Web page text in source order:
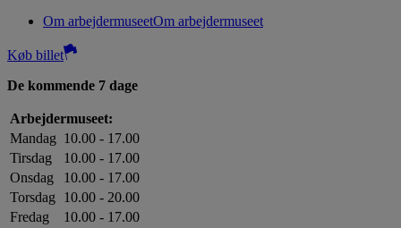
Om arbejdermuseetOm arbejdermuseet
Køb billet
De kommende 7 dage
Arbejdermuseet:
Mandag 10.00 - 17.00
Tirsdag
10.00 - 17.00
Onsdag
10.00 - 17.00
Torsdag
10.00 - 20.00
Fredag
10.00 - 17.00